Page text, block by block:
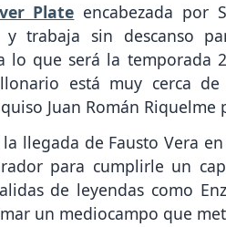
Plate encabezada por
trabaja sin descanso
lo que será la temporada
está muy cerca
Juan Román Riquelme
llegada de Fausto Vera
para cumplirle un
de leyendas como
un mediocampo que